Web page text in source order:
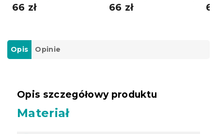
66 zł 66 zł
Opis Opinie
Opis szczegółowy produktu
Materiał